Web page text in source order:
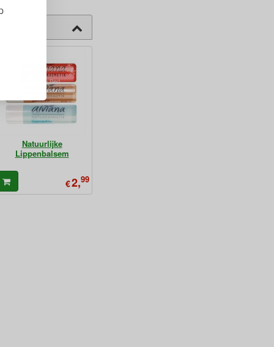
Natuurlijke
Lippenbalsem
€2,99